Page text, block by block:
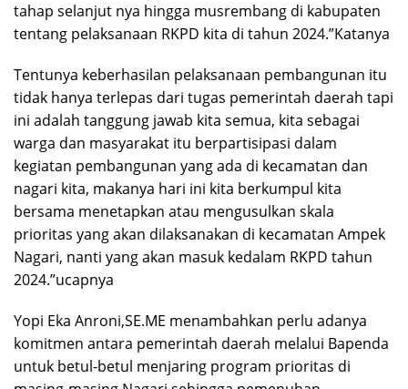
tahap selanjut nya hingga musrembang di kabupaten
tentang pelaksanaan RKPD kita di tahun 2024.”Katanya
Tentunya keberhasilan pelaksanaan pembangunan itu
tidak hanya terlepas dari tugas pemerintah daerah tapi
ini adalah tanggung jawab kita semua, kita sebagai
warga dan masyarakat itu berpartisipasi dalam
kegiatan pembangunan yang ada di kecamatan dan
nagari kita, makanya hari ini kita berkumpul kita
bersama menetapkan atau mengusulkan skala
prioritas yang akan dilaksanakan di kecamatan Ampek
Nagari, nanti yang akan masuk kedalam RKPD tahun
2024.”ucapnya
Yopi Eka Anroni,SE.ME menambahkan perlu adanya
komitmen antara pemerintah daerah melalui Bapenda
untuk betul-betul menjaring program prioritas di